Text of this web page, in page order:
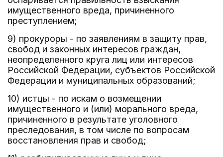
имущественного вреда, причиненного
преступлением;
9) прокуроры - по заявлениям в защиту прав,
свобод и законных интересов граждан,
неопределенного круга лиц или интересов
Российской Федерации, субъектов Российской
Федерации и муниципальных образований;
10) истцы - по искам о возмещении
имущественного и (или) морального вреда,
причиненного в результате уголовного
преследования, в том числе по вопросам
восстановления прав и свобод;